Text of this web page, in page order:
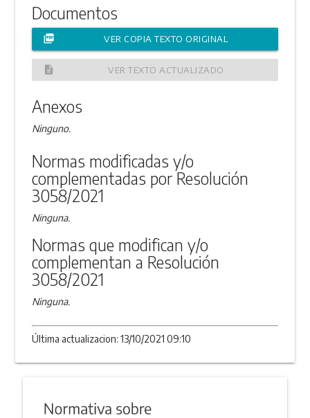
Documentos
picture_as_pdf VER COPIA TEXTO ORIGINAL
description VER TEXTO ACTUALIZADO
Anexos
Ninguno.
Normas modificadas y/o
complementadas por Resolución
3058/2021
Ninguna.
Normas que modifican y/o
complementan a Resolución
3058/2021
Ninguna.
Última actualizacion: 13/10/2021 09:10